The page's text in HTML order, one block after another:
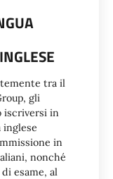
tra il
gli
iscriversi in
in
nonché
esame, al